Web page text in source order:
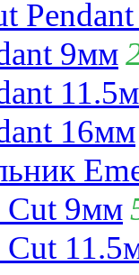
9мм
16мм
Cut 9мм
Cut